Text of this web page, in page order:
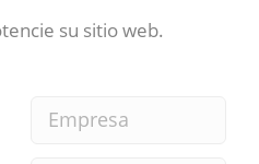
su sitio web.